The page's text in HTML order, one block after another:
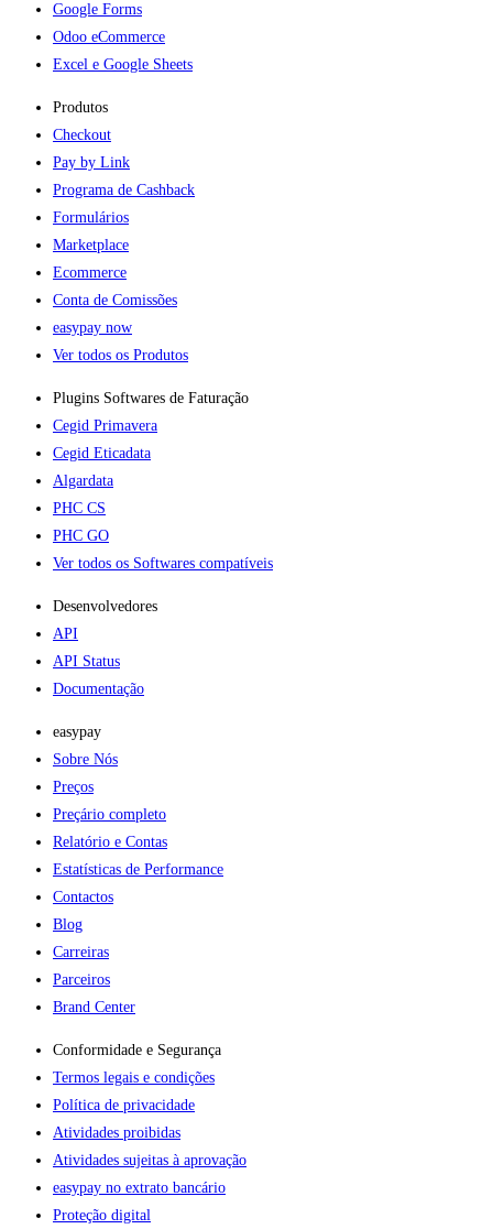
Google Forms
Odoo eCommerce
Excel e Google Sheets
Produtos
Checkout
Pay by Link
Programa de Cashback
Formulários
Marketplace
Ecommerce
Conta de Comissões
easypay now
Ver todos os Produtos
Plugins Softwares de Faturação​
Cegid Primavera
Cegid Eticadata
Algardata
PHC CS
PHC GO
Ver todos os Softwares compatíveis
Desenvolvedores
API
API Status
Documentação
easypay
Sobre Nós
Preços
Preçário completo
Relatório e Contas
Estatísticas de Performance
Contactos
Blog
Carreiras
Parceiros
Brand Center
Conformidade e Segurança
Termos legais e condições
Política de privacidade
Atividades proibidas
Atividades sujeitas à aprovação
easypay no extrato bancário
Proteção digital